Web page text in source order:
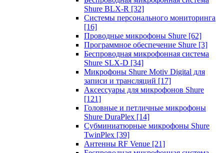
Shure BLX-R [32]
Системы персонального мониторинга
[16]
Проводные микрофоны Shure [62]
Программное обеспечение Shure [3]
Беспроводная микрофонная система
Shure SLX-D [34]
Микрофоны Shure Motiv Digital для
записи и трансляций [17]
Аксессуары для микрофонов Shure
[121]
Головные и петличные микрофоны
Shure DuraPlex [14]
Субминиатюрные микрофоны Shure
TwinPlex [39]
Антенны RF Venue [21]